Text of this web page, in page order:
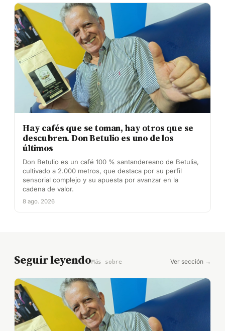
Hay cafés que se toman, hay otros que se
descubren. Don Betulio es uno de los
últimos
Don Betulio es un café 100 % santandereano de Betulia,
cultivado a 2.000 metros, que destaca por su perfil
sensorial complejo y su apuesta por avanzar en la
cadena de valor.
8 ago. 2026
Seguir leyendoMás sobre Ver sección →